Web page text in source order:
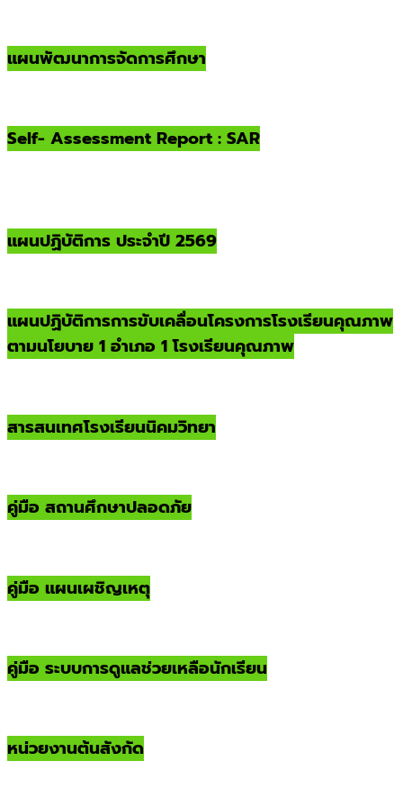
แผนพัฒนาการจัดการศึกษา
Self- Assessment Report : SAR
แผนปฏิบัติการ ประจำปี 2569
แผนปฏิบัติการการขับเคลื่อนโครงการโรงเรียนคุณภาพ
ตามนโยบาย 1 อำเภอ 1 โรงเรียนคุณภาพ
สารสนเทศโรงเรียนนิคมวิทยา
คู่มือ สถานศึกษาปลอดภัย
คู่มือ แผนเผชิญเหตุ
คู่มือ ระบบการดูแลช่วยเหลือนักเรียน
หน่วยงานต้นสังกัด